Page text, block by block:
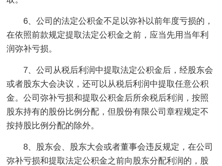
6、公司的法定公积金不足以弥补以前年度亏损的，
在依照前款规定提取法定公积金之前，应当先用当年利
润弥补亏损。
7、公司从税后利润中提取法定公积金后，经股东会
或者股东大会决议，还可以从税后利润中提取任意公积
金。公司弥补亏损和提取公积金后所余税后利润，按照
股东持有的股份比例分配，但股份有限公司章程规定不
按持股比例分配的除外。
8、股东会、股东大会或者董事会违反规定，在公司
弥补亏损和提取法定公积金之前向股东分配利润的，股